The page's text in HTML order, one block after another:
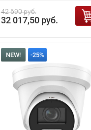
42 690 руб.
32 017,50 руб.
NEW! -25%